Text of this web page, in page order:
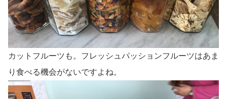
カットフルーツも。フレッシュパッションフルーツはあま
り食べる機会がないですよね。